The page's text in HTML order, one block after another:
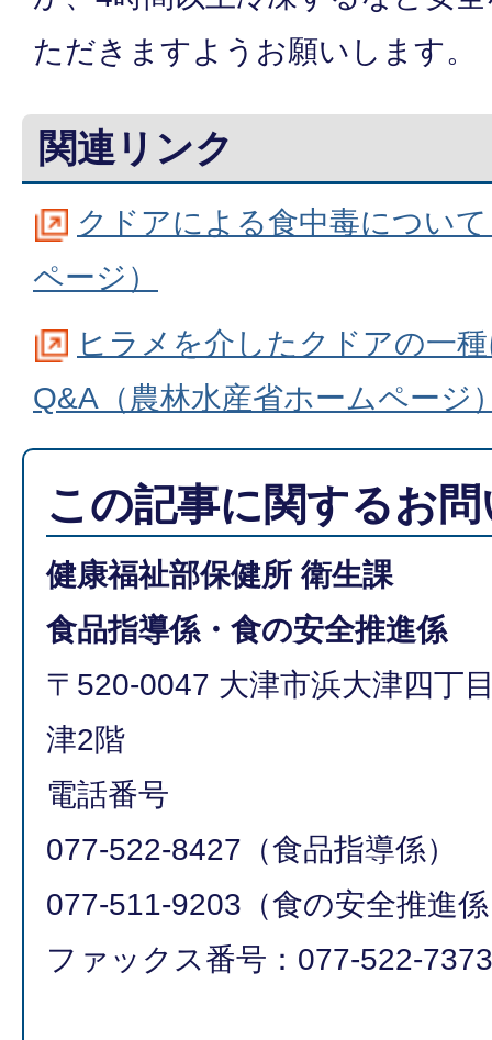
ただきますようお願いします。
関連リンク
クドアによる食中毒につい
ページ）
ヒラメを介したクドアの一
Q&A（農林水産省ホームページ
この記事に関するお
健康福祉部保健所 衛生課
食品指導係・食の安全推進係
〒520-0047 大津市浜大津四丁
津2階
電話番号
077-522-8427（食品指導係）
077-511-9203（食の安全推進
ファックス番号：077-522-7373